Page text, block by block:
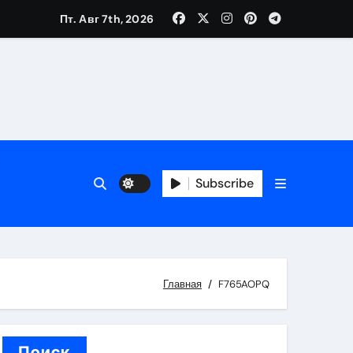
ресниц и депиляции
и обустройства мест отдыха
Пт. Авг 7th, 2026
Subscribe
Главная F765AOPQ